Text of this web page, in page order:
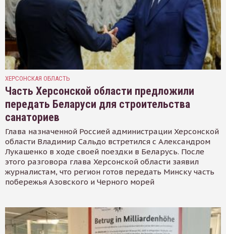
ХЕРСОНСКАЯ ОБЛАСТЬ
Часть Херсонской области предложили
передать Беларуси для строительства
санаториев
Глава назначенной Россией администрации Херсонской
области Владимир Сальдо встретился с Александром
Лукашенко в ходе своей поездки в Беларусь. После
этого разговора глава Херсонской области заявил
журналистам, что регион готов передать Минску часть
побережья Азовского и Черного морей